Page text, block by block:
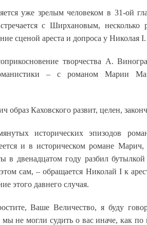
уже зрелым человеком в 31-ой
с Ширхановым,
сценой ареста и допроса у Николая I.
творчества А.
– с романом Марии
Каховского развит, целен,
исторических эпизодов
и в историческом романе
в двенадцатом году разбил бутылкой
сам, – обращается Николай I к
этого давнего случая.
Ваше Величество, я буду
не могли судить о вас иначе, как